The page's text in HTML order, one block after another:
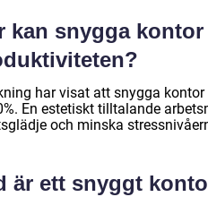
kan snygga kontor
har visat att snygga
En estetiskt tilltalande
och minska
är ett snyggt